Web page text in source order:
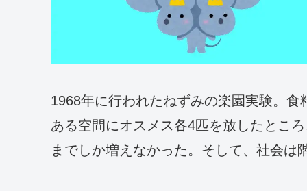
1968年に行われたねずみの楽園実験。
ある空間にオスメス各4匹を放したとこ
までしか増えなかった。そして、社会は